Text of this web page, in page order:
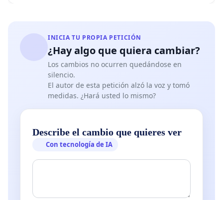
INICIA TU PROPIA PETICIÓN
¿Hay algo que quiera cambiar?
Los cambios no ocurren quedándose en
silencio.
El autor de esta petición alzó la voz y tomó
medidas. ¿Hará usted lo mismo?
Describe el cambio que quieres ver
Con tecnología de IA